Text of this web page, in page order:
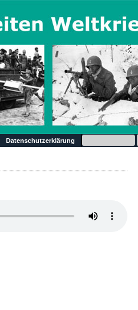
Datenschutzerklärung Suchen nach: